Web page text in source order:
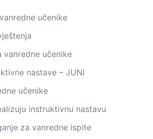
učenike
vanredne učenike
nastave – JUNI
učenike
instruktivnu nastavu
za vanredne ispite